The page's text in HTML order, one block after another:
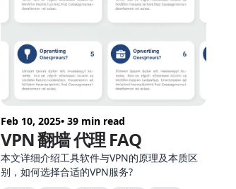
Feb 10, 2025• 39 min read
VPN 翻墙 代理 FAQ
本文详细介绍工具软件与VPN的原理及本质区
别，如何选择合适的VPN服务?